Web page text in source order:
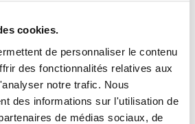
cookies.
de personnaliser le contenu
des fonctionnalités relatives aux
notre trafic. Nous
des informations sur l'utilisation de
de médias sociaux, de
, chaque projet est unique.
nous mettons en
faire, notre exigence du détail
pour les aménagements